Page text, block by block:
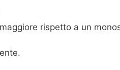
rispetto a un